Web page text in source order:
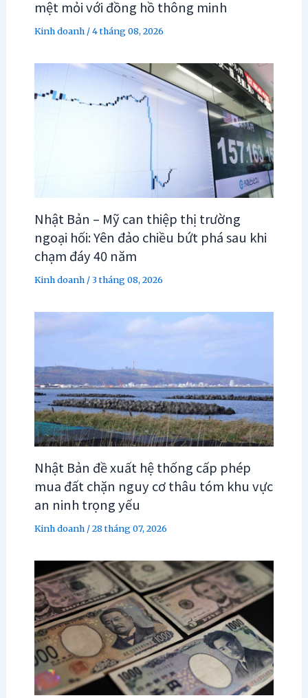
mệt mỏi với đồng hồ thông minh
Kinh doanh/4 tháng 08, 2026
Nhật Bản – Mỹ can thiệp thị trường
ngoại hối: Yên đảo chiều bứt phá sau khi
chạm đáy 40 năm
Kinh doanh/3 tháng 08, 2026
Nhật Bản đề xuất hệ thống cấp phép
mua đất chặn nguy cơ thâu tóm khu vực
an ninh trọng yếu
Kinh doanh/28 tháng 07, 2026